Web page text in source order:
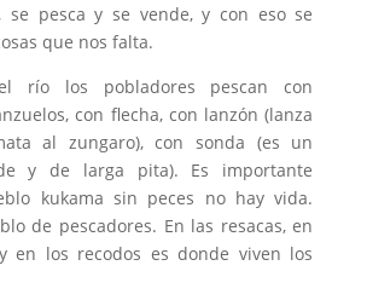
se pesca y se vende, y con eso se
que nos falta.
río los pobladores pescan con
con flecha, con lanzón (lanza
al zungaro), con sonda (es un
y de larga pita). Es importante
kukama sin peces no hay vida.
de pescadores. En las resacas, en
en los recodos es donde viven los